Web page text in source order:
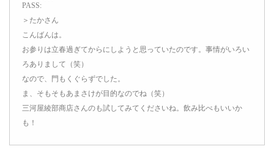
PASS:
＞たかさん
こんばんは。
お参りは立春過ぎてからにしようと思っていたのです。事情がいろい
ろありまして（笑）
なので、門もくぐらずでした。
ま、そもそもあまさけが目的なのでね（笑）
三河屋綾部商店さんのも試してみてくださいね。飲み比べもいいか
も！